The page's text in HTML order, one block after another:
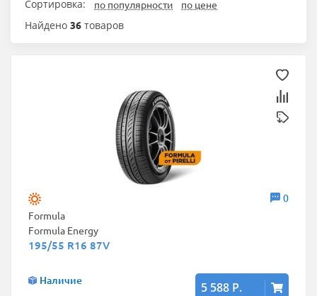
Сортировка: по популярности по цене
Найдено 36 товаров
0
Formula
Formula Energy
195/55 R16 87V
Наличие 5 588 Р.